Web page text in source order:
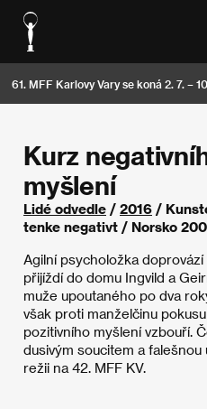
61. MFF Karlovy Vary se koná 2. 7. –
Kurz
myšlení
Lidé odvedle / 2016 /
tenke negativt / Norsko
Agilní psycholožka
přijíždí do domu Ingvild a
muže upoutaného po dva
však proti manželčinu
pozitivního myšlení vzbouří.
dusivým soucitem a
režii na 42. MFF KV.